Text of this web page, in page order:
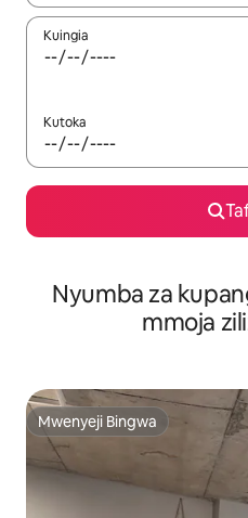
Kuingia
Kutoka
Nyumba za
mmoja
Mwenyeji Bingwa
Mwenyeji Bingwa